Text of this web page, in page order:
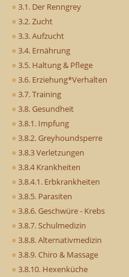
3.1. Der Renngrey
3.2. Zucht
3.3. Aufzucht
3.4. Ernährung
3.5. Haltung & Pflege
3.6. Erziehung*Verhalten
3.7. Training
3.8. Gesundheit
3.8.1. Impfung
3.8.2. Greyhoundsperre
3.8.3 Verletzungen
3.8.4 Krankheiten
3.8.4.1. Erbkrankheiten
3.8.5. Parasiten
3.8.6. Geschwüre - Krebs
3.8.7. Schulmedizin
3.8.8. Alternativmedizin
3.8.9. Chiro & Massage
3.8.10. Hexenküche